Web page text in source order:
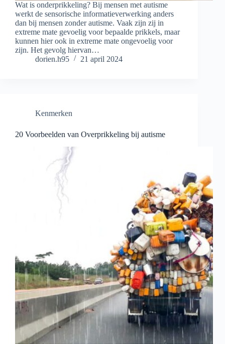
Wat is onderprikkeling? Bij mensen met autisme
werkt de sensorische informatieverwerking anders
dan bij mensen zonder autisme. Vaak zijn zij in
extreme mate gevoelig voor bepaalde prikkels, maar
kunnen hier ook in extreme mate ongevoelig voor
zijn. Het gevolg hiervan…
dorien.h95
21 april 2024
Kenmerken
20 Voorbeelden van Overprikkeling bij autisme